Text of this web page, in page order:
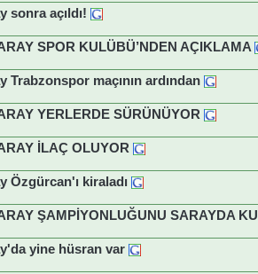
sonra açıldı!
SPOR KULÜBÜ’NDEN AÇIKLAMA
Trabzonspor maçının ardından
YERLERDE SÜRÜNÜYOR
İLAÇ OLUYOR
Özgürcan'ı kiraladı
ŞAMPİYONLUĞUNU SARAYDA
yine hüsran var